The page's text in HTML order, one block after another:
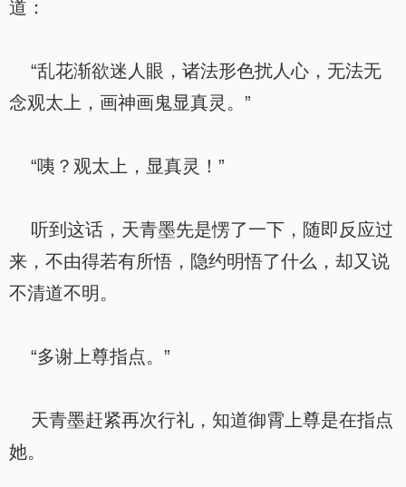
道：
“乱花渐欲迷人眼，诸法形色扰人心，无法无
念观太上，画神画鬼显真灵。”
“咦？观太上，显真灵！”
听到这话，天青墨先是愣了一下，随即反应过
来，不由得若有所悟，隐约明悟了什么，却又说
不清道不明。
“多谢上尊指点。”
天青墨赶紧再次行礼，知道御霄上尊是在指点
她。